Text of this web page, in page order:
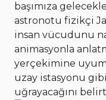
başımıza
astronotu fizikçi
insan vücudunu
animasyonla
yerçekimine
uzay istasyonu
uğrayacağını